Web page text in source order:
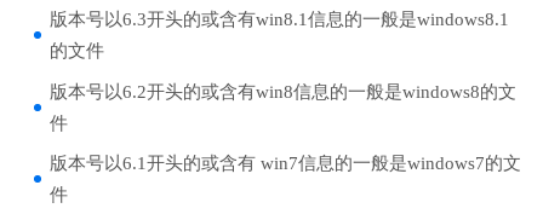
版本号以6.3开头的或含有win8.1信息的一般是windows8.1
的文件
版本号以6.2开头的或含有win8信息的一般是windows8的文
件
版本号以6.1开头的或含有 win7信息的一般是windows7的文
件